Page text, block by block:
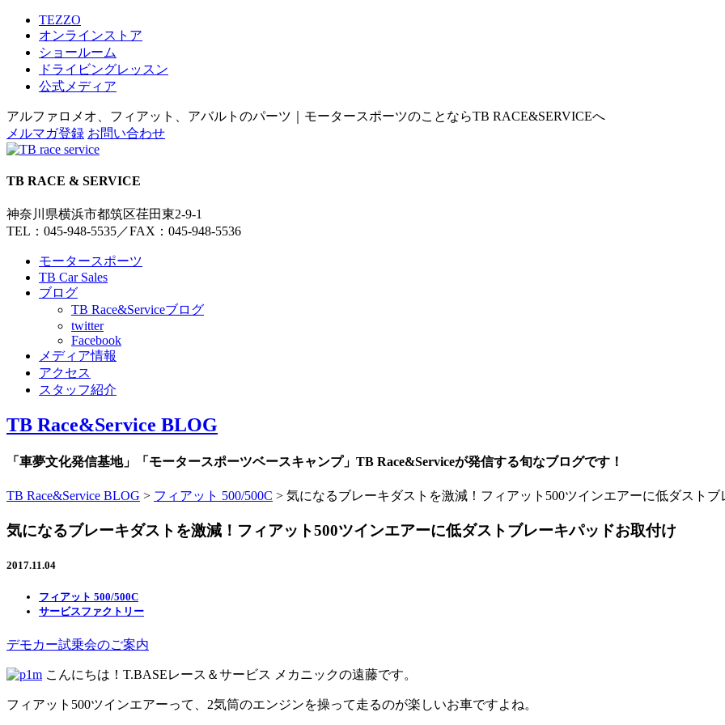
TEZZO
オンラインストア
ショールーム
ドライビングレッスン
公式メディア
アルファロメオ、フィアット、アバルトのパーツ｜モータースポーツのことならTB RACE&SERVICEへ
メルマガ登録 お問い合わせ
TB RACE & SERVICE
神奈川県横浜市都筑区荏田東2-9-1
TEL：045-948-5535／FAX：045-948-5536
モータースポーツ
TB Car Sales
ブログ
TB Race&Serviceブログ
twitter
Facebook
メディア情報
アクセス
スタッフ紹介
TB Race&Service BLOG
「車夢文化発信基地」「モータースポーツベースキャンプ」TB Race&Serviceが発信する旬なブログです！
TB Race&Service BLOG > フィアット 500/500C > 気になるブレーキダストを激減！フィアット500ツインエアーに低ダスト
気になるブレーキダストを激減！フィアット500ツインエアーに低ダストブレーキパッドお取付け
2017.11.04
フィアット 500/500C
サービスファクトリー
デモカー試乗会のご案内
こんにちは！T.BASEレース＆サービス メカニックの遠藤です。
フィアット500ツインエアーって、2気筒のエンジンを操って走るのが楽しいお車ですよね。